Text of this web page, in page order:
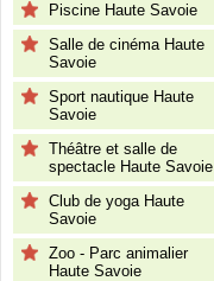
Piscine Haute Savoie
Salle de cinéma Haute
Savoie
Sport nautique Haute
Savoie
Théâtre et salle de
spectacle Haute Savoie
Club de yoga Haute
Savoie
Zoo - Parc animalier
Haute Savoie